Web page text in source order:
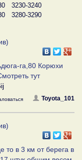
3230-3240
3280-3290
га,80 Корюхи
тут
Toyota_101
то в 3 км от берега в